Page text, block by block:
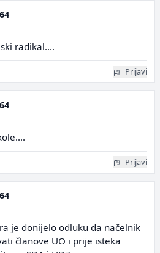
radikal....
Prijavi
Prijavi
je donijelo odluku da načelnik
članove UO i prije isteka